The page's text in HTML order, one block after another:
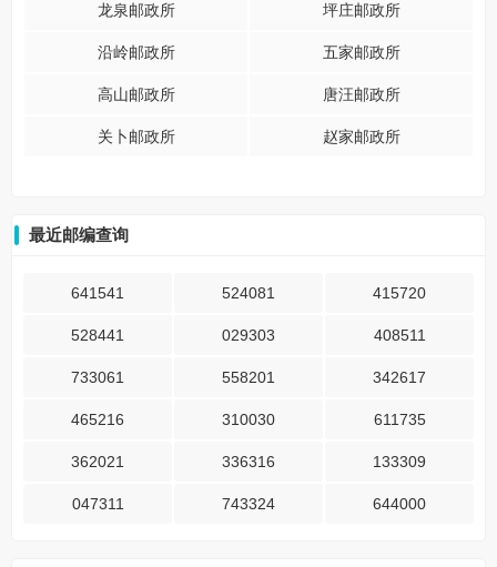
龙泉邮政所 坪庄邮政所
沿岭邮政所 五家邮政所
高山邮政所 唐汪邮政所
关卜邮政所 赵家邮政所
最近邮编查询
641541 524081 415720
528441 029303 408511
733061 558201 342617
465216 310030 611735
362021 336316 133309
047311 743324 644000